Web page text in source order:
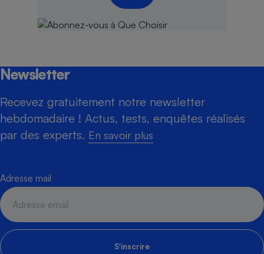
Newsletter
Recevez gratuitement notre newsletter
hebdomadaire ! Actus, tests, enquêtes réalisés
par des experts. En savoir plus
Adresse mail
S'inscrire